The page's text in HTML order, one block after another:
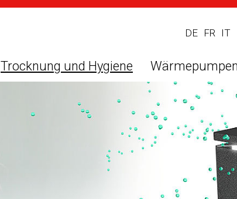
DE FR IT
Trocknung und Hygiene Wärmepumpen